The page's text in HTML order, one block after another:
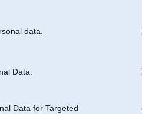
data.
Data.
Data for Targeted